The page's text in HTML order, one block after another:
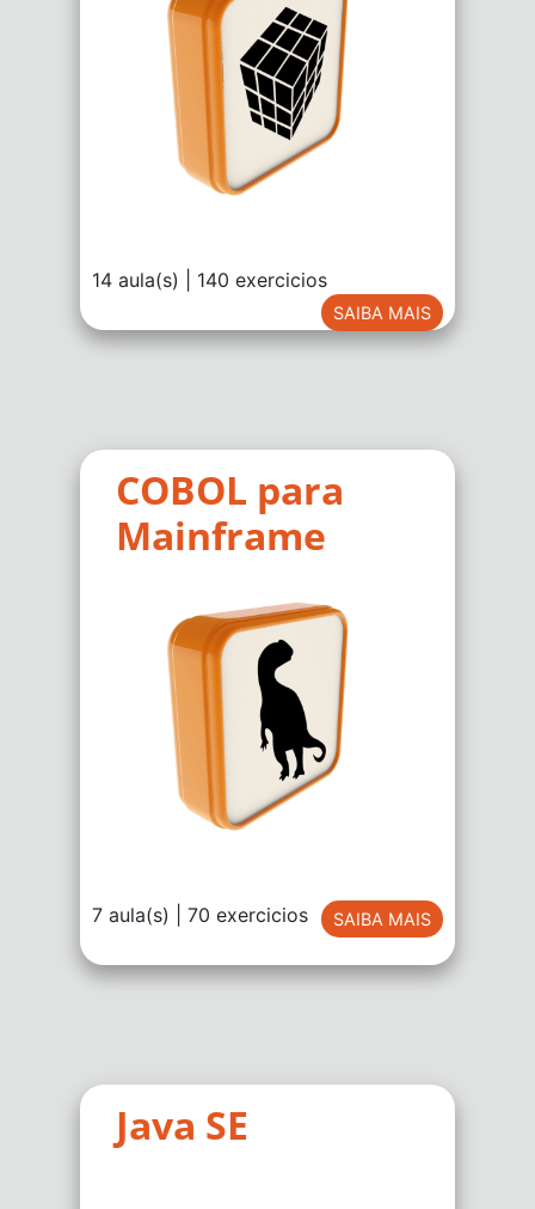
14 aula(s) | 140 exercicios
SAIBA MAIS
COBOL para
Mainframe
7 aula(s) | 70 exercicios SAIBA MAIS
Java SE